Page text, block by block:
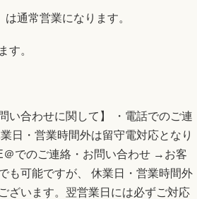
通常営業になります。
す。
い合わせに関して】 ・電話でのご連
日・営業時間外は留守電対応となり
＠でのご連絡・お問い合わせ →お客
も可能ですが、 休業日・営業時間外
ざいます。翌営業日には必ずご対応